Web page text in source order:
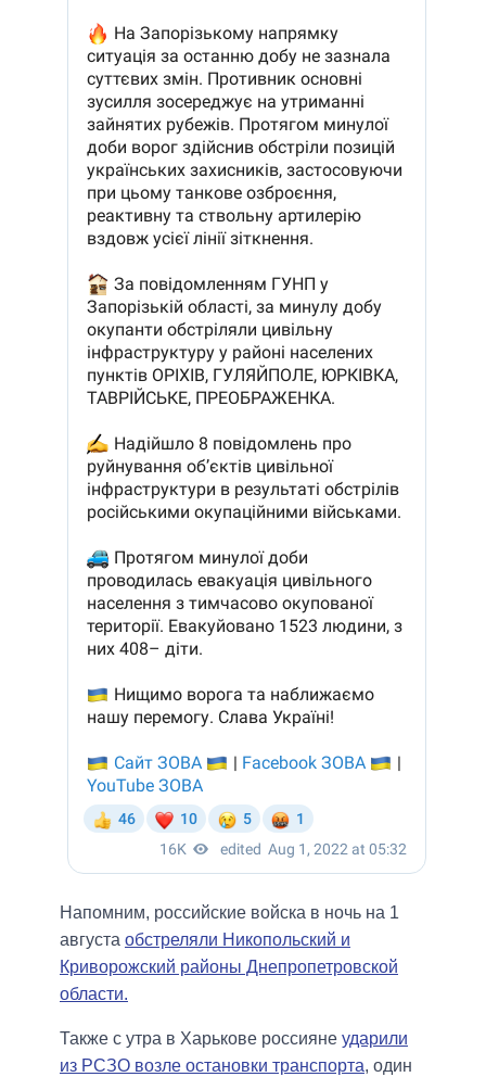
Напомним, российские войска в ночь на 1
августа обстреляли Никопольский и
Криворожский районы Днепропетровской
области.
Также с утра в Харькове россияне ударили
из РСЗО возле остановки транспорта, один